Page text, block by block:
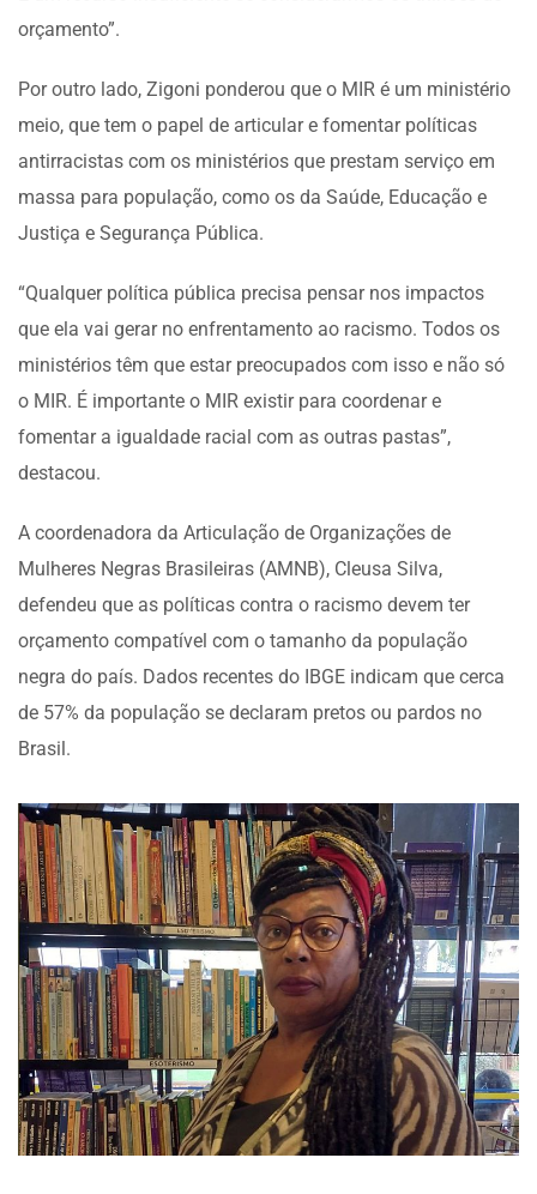
orçamento”.
Por outro lado, Zigoni ponderou que o MIR é um ministério
meio, que tem o papel de articular e fomentar políticas
antirracistas com os ministérios que prestam serviço em
massa para população, como os da Saúde, Educação e
Justiça e Segurança Pública.
“Qualquer política pública precisa pensar nos impactos
que ela vai gerar no enfrentamento ao racismo. Todos os
ministérios têm que estar preocupados com isso e não só
o MIR. É importante o MIR existir para coordenar e
fomentar a igualdade racial com as outras pastas”,
destacou.
A coordenadora da Articulação de Organizações de
Mulheres Negras Brasileiras (AMNB), Cleusa Silva,
defendeu que as políticas contra o racismo devem ter
orçamento compatível com o tamanho da população
negra do país. Dados recentes do IBGE indicam que cerca
de 57% da população se declaram pretos ou pardos no
Brasil.